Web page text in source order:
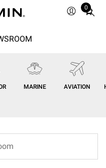
0
Total
MARINE AVIATION